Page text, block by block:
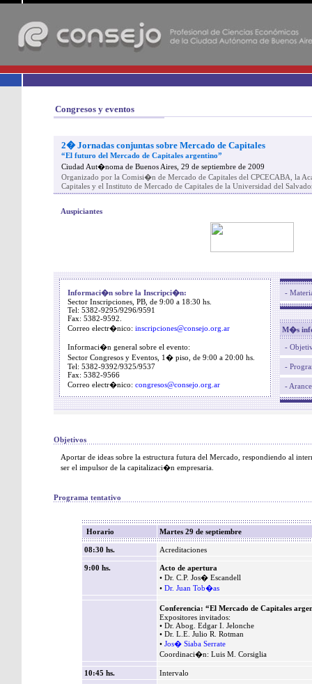
Congresos y eventos
2� Jornadas conjuntas sobre Mercado de Capitales
“El futuro del Mercado de Capitales argentino”
Ciudad Aut�noma de Buenos Aires, 29 de septiembre de 2009
Organizado por la Comisi�n de Mercado de Capitales del CPCECABA, la
Capitales y el Instituto de Mercado de Capitales de la Universidad del
Auspiciantes
Informaci�n sobre la Inscripci�n:
Sector Inscripciones, PB, de 9:00 a 18:30 hs.
Tel: 5382-9295/9296/9591
Fax: 5382-9592.
Correo electr�nico: inscripciones@consejo.org.ar
Informaci�n general sobre el evento:
Sector Congresos y Eventos, 1� piso, de 9:00 a 20:00 hs.
Tel: 5382-9392/9325/9537
Fax: 5382-9566
Correo electr�nico: congresos@consejo.org.ar
-
M�s
-
-
-
Objetivos
Aportar de ideas sobre la estructura futura del Mercado, respondiendo al
ser el impulsor de la capitalizaci�n empresaria.
Programa tentativo
Horario Martes 29 de septiembre
08:30 hs. Acreditaciones
9:00 hs.
Acto de apertura
• Dr. C.P. Jos� Escandell
• Dr. Juan Tob�as
Conferencia: “El Mercado de Capitales
Expositores invitados:
• Dr. Abog. Edgar I. Jelonche
• Dr. L.E. Julio R. Rotman
• Jos� Siaba Serrate
Coordinaci�n: Luis M. Corsiglia
10:45 hs. Intervalo